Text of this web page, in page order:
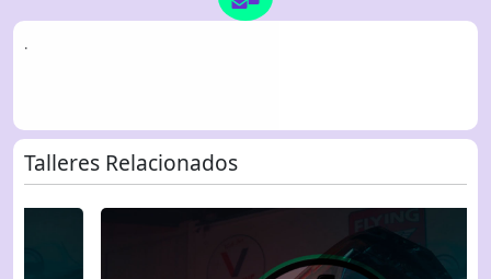
.
Talleres Relacionados